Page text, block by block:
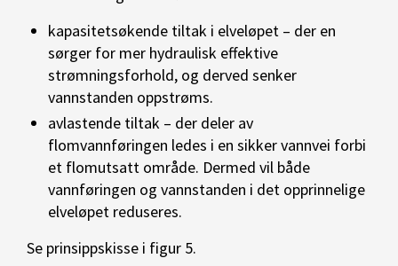
kapasitetsøkende tiltak i elveløpet – der en
sørger for mer hydraulisk effektive
strømningsforhold, og derved senker
vannstanden oppstrøms.
avlastende tiltak – der deler av
flomvannføringen ledes i en sikker vannvei forbi
et flomutsatt område. Dermed vil både
vannføringen og vannstanden i det opprinnelige
elveløpet reduseres.
Se prinsippskisse i figur 5.